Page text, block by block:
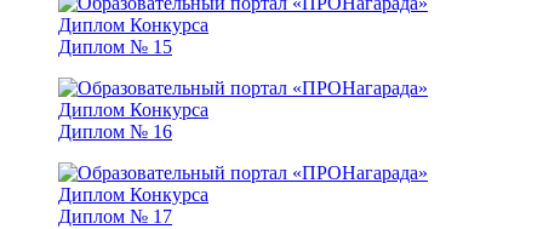
Диплом № 15
Диплом № 16
Диплом № 17